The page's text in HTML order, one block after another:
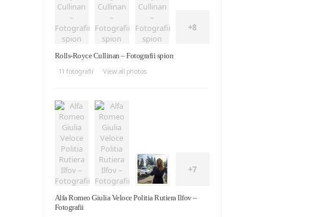
+8
Rolls-Royce Cullinan – Fotografii spion
11 fotografii
View all photos
+7
Alfa Romeo Giulia Veloce Politia Rutiera Ilfov –
Fotografii